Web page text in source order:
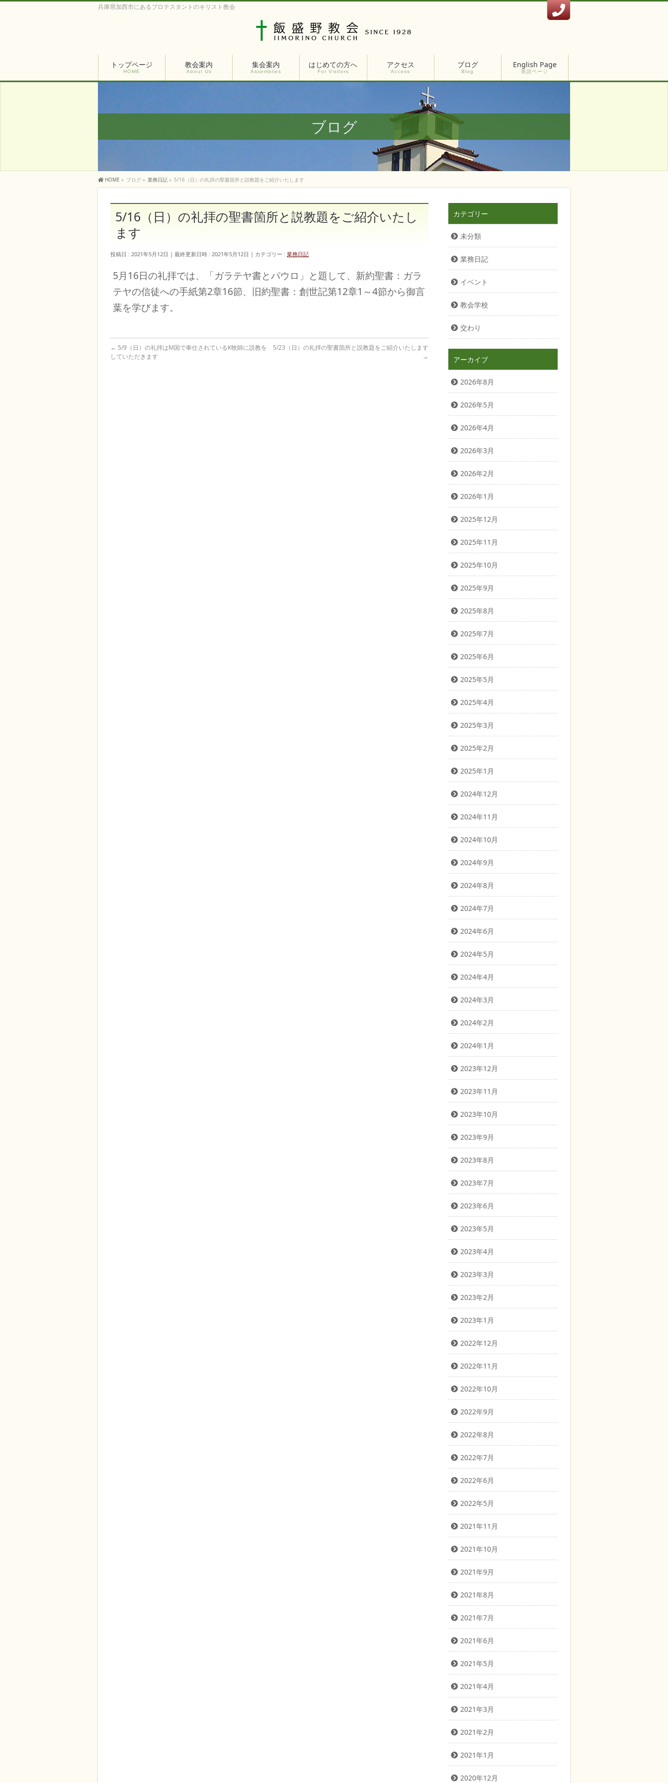
兵庫県加西市にあるプロテスタントのキリスト教会
トップページ
HOME
教会案内
About Us
集会案内
Assemblies
はじめての方へ
For Visitors
アクセス
Access
ブログ
Blog
English Page
英語ページ
ブログ
HOME » ブログ » 業務日記 » 5/16（日）の礼拝の聖書箇所と説教題をご紹介いたします
5/16（日）の礼拝の聖書箇所と説教題をご紹介いたし
ます
投稿日 : 2021年5月12日 最終更新日時 : 2021年5月12日 カテゴリー : 業務日記
5月16日の礼拝では、「ガラテヤ書とパウロ」と題して、新約聖書：ガラ
テヤの信徒への手紙第2章16節、旧約聖書：創世記第12章1～4節から御言
葉を学びます。
← 5/9（日）の礼拝はM国で奉仕されているK牧師に説教を
していただきます
5/23（日）の礼拝の聖書箇所と説教題をご紹介いたします
→
カテゴリー
未分類
業務日記
イベント
教会学校
交わり
アーカイブ
2026年8月
2026年5月
2026年4月
2026年3月
2026年2月
2026年1月
2025年12月
2025年11月
2025年10月
2025年9月
2025年8月
2025年7月
2025年6月
2025年5月
2025年4月
2025年3月
2025年2月
2025年1月
2024年12月
2024年11月
2024年10月
2024年9月
2024年8月
2024年7月
2024年6月
2024年5月
2024年4月
2024年3月
2024年2月
2024年1月
2023年12月
2023年11月
2023年10月
2023年9月
2023年8月
2023年7月
2023年6月
2023年5月
2023年4月
2023年3月
2023年2月
2023年1月
2022年12月
2022年11月
2022年10月
2022年9月
2022年8月
2022年7月
2022年6月
2022年5月
2021年11月
2021年10月
2021年9月
2021年8月
2021年7月
2021年6月
2021年5月
2021年4月
2021年3月
2021年2月
2021年1月
2020年12月